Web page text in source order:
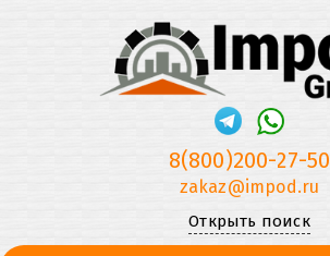
8(800)200-27-50
zakaz@impod.ru
Открыть поиск